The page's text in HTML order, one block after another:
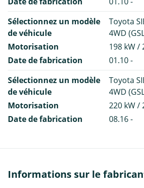
Sélectionnez un modèle
de véhicule
Toyota
4WD
Motorisation
198 kW /
Date de fabrication
01.10 -
Sélectionnez un modèle
de véhicule
Toyota
4WD
Motorisation
220 kW /
Date de fabrication
08.16 -
Informations sur le